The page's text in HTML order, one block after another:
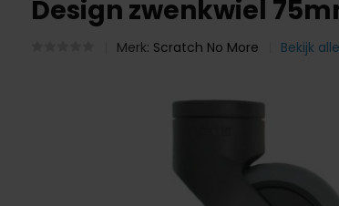
Design zwenkwiel
Merk: Scratch No More Bekijk